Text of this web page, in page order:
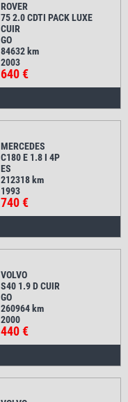
ROVER
75 2.0 CDTI PACK LUXE
CUIR
GO
84632 km
2003
640 €
MERCEDES
C180 E 1.8 I 4P
ES
212318 km
1993
740 €
VOLVO
S40 1.9 D CUIR
GO
260964 km
2000
440 €